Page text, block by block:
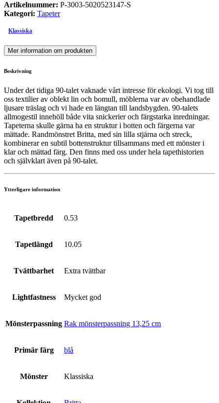
Artikelnummer: P-3003-5020523147-S
Kategori: Tapeter
Klassiska
Mer information om produkten
Beskrivning
Under det tidiga 90-talet vaknade vårt intresse för ekologi. Vi tog till
oss textilier av oblekt lin och bomull, möblerna var av obehandlade
ljusare träslag och vi hade en längtan till landsbygden. 90-talets
allmogestil innehöll både vita snickerier och färgstarka inredningar.
Tapeterna skulle gärna ha en struktur i botten och färgerna var
mättade. Randmönstret Britta, med sin lilla stjärna och streck,
kombinerar en subtil bottenstruktur tillsammans med ett mönster i
klar och mättad färg. Den finns med oss under hela tapethistorien
och självklart även på 90-talet.
Ytterligare information
Tapetbredd 0.53
Tapetlängd 10.05
Tvättbarhet Extra tvättbar
Lightfastness Mycket god
Mönsterpassning Rak mönsterpassning 13,25 cm
Primär färg blå
Mönster Klassiska